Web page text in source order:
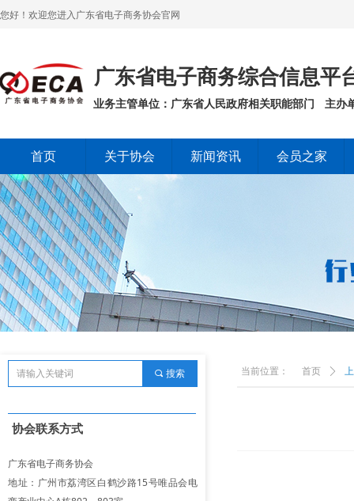
您好！欢迎您进入广东省电子商务协会官网
广东省电子商务综合信息
业务主管单位：广东省人民政府相关职能部门 主办
首页 关于协会 新闻资讯 会员之家
首页 ꄲ
当前位置：
广东省电子商务协会
地址：广州市荔湾区白鹤沙路15号唯品会电
协会联系方式
끠 搜索